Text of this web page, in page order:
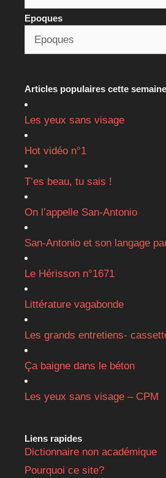
Epoques
Articles populaires cette semaine
Les yeux sans visage
Hot vidéo n°1
T’es beau, tu sais !
On l’appelle San-Antonio
San-Antonio et son langage
Le Hérisson n°1671
Littérature vagabonde
Les grands entretiens-
Ça baigne dans le béton
Les yeux sans visage – CPM
Liens rapides
Dictionnaire non académique
Pourquoi ce site?